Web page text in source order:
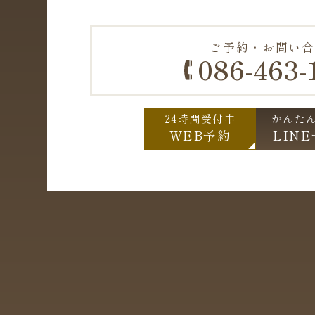
ご予約・お問い
086-463-
24時間受付中
WEB予約
かんた
LINE